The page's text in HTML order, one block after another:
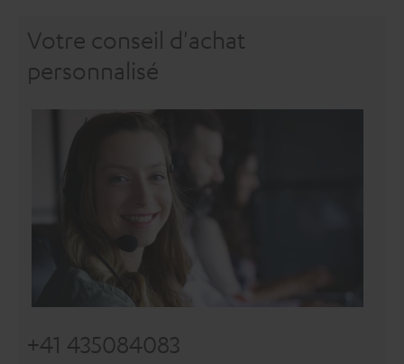
Votre conseil d'achat
personnalisé
+41 435084083